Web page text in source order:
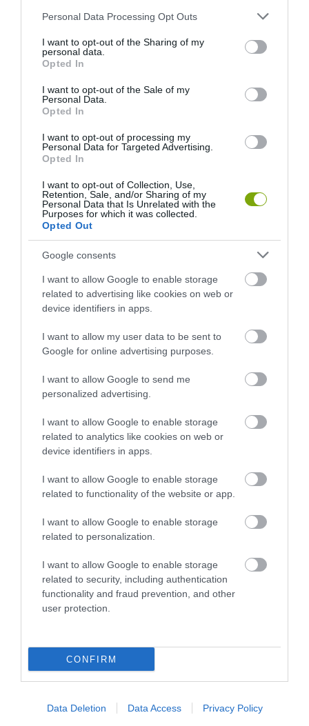
Please note that this website/app uses one or more Google
not limited to your visit or usage behaviour. You may click to
grant or deny consent to Google and its third-party tags to
use your data for below specified purposes in below Google
consent section.
Personal Data Processing Opt Outs
I want to opt-out of the Sharing of my
personal data.
Opted In
I want to opt-out of the Sale of my
Personal Data.
Opted In
I want to opt-out of processing my
Personal Data for Targeted Advertising.
Opted In
I want to opt-out of Collection, Use,
Retention, Sale, and/or Sharing of my
Personal Data that Is Unrelated with the
Purposes for which it was collected.
Opted Out
Google consents
I want to allow Google to enable storage
related to advertising like cookies on web or
device identifiers in apps.
I want to allow my user data to be sent to
Google for online advertising purposes.
I want to allow Google to send me
personalized advertising.
I want to allow Google to enable storage
related to analytics like cookies on web or
device identifiers in apps.
I want to allow Google to enable storage
related to functionality of the website or app.
I want to allow Google to enable storage
related to personalization.
I want to allow Google to enable storage
related to security, including authentication
functionality and fraud prevention, and other
user protection.
CONFIRM
Data Deletion Data Access Privacy Policy
ELŐZŐ CIKK
ELLENŐRÖK
MINI KERT, MAXIMÁLIS OTTHONOSSÁG: 8 MEGVALÓSÍTHATÓ
ÖTLET
EGY ELSÜLLYEDT HAJÓ
TEXTILJEI ÚJRA ÖSSZEÁLLTAK:
NEM MINDENKI MENEKÜLT